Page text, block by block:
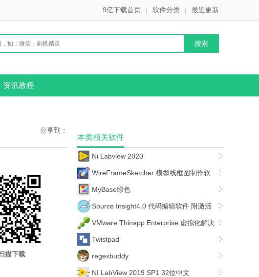
9亿下载首页 | 软件分类 | 最近更新
资讯教程
分享到：
描下载
本类相关软件
Ni Labview 2020
WireFrameSketcher 模型线框图制作软
件
MyBase绿色
Source Insight4.0 代码编辑软件 附激活
码
VMware Thinapp Enterprise 虚拟化解决
方案软件 附注册码
Twistpad
regexbuddy
NI LabView 2019 SP1 32位中文